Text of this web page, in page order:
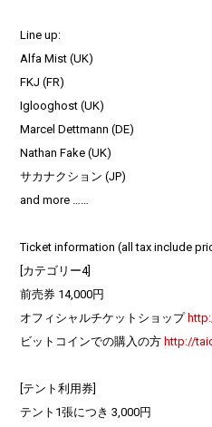
Line up:
Alfa Mist (UK)
FKJ (FR)
Iglooghost (UK)
Marcel Dettmann (DE)
Nathan Fake (UK)
サカナクション (JP)
and more ……
Ticketinformation (all tax include
[カテゴリー4]
前売券 14,000円
オフィシャルチケットショップ
ビットコインでの購入の方http://
[テント利用券]
テント1張につき 3,000円